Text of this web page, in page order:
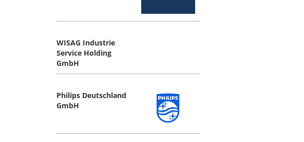
WISAG Industrie
Service Holding
GmbH
Philips Deutschland
GmbH